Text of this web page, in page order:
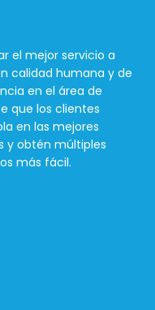
el mejor servicio a
calidad humana y de
en el área de
que los clientes
en las mejores
y obtén múltiples
más fácil.